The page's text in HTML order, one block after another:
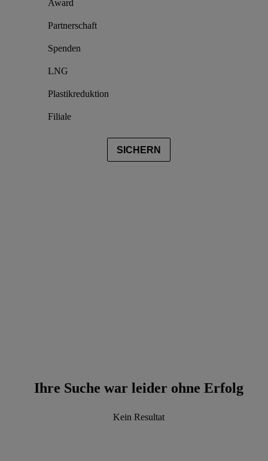
Award
Partnerschaft
Spenden
LNG
Plastikreduktion
Filiale
SICHERN
Ihre Suche war leider ohne Erfolg
Kein Resultat